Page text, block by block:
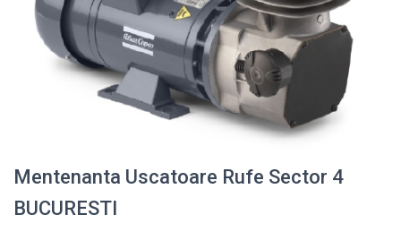
Mentenanta Uscatoare Rufe Sector 4
BUCURESTI